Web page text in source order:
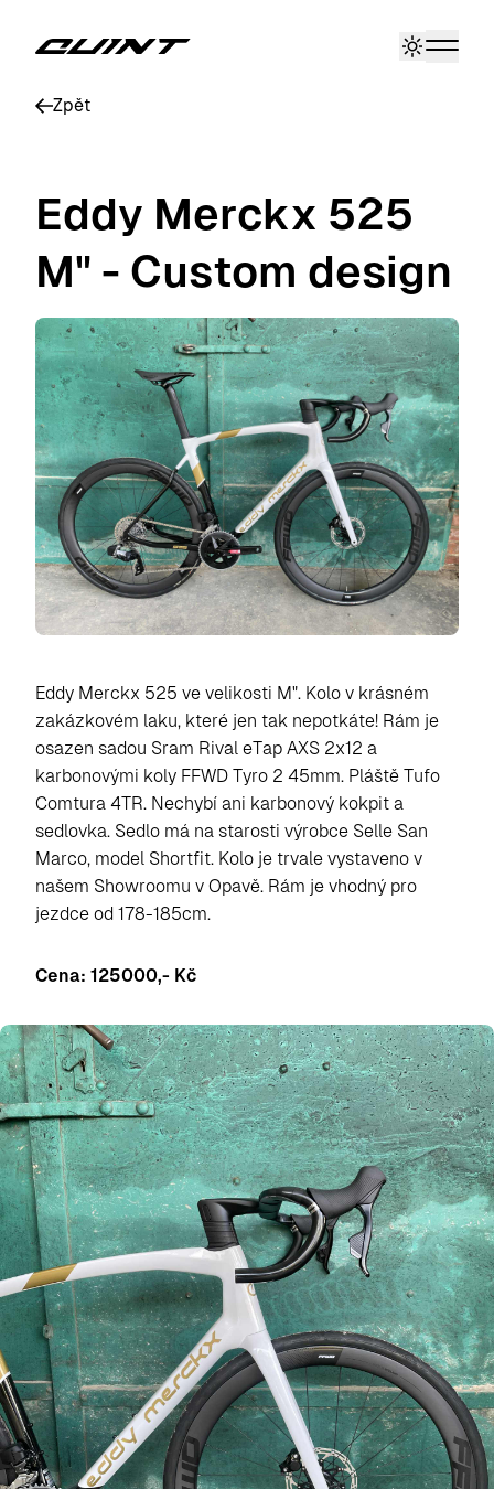
Zpět
Eddy Merckx 525
M" - Custom design
Eddy Merckx 525 ve velikosti M". Kolo v krásném
zakázkovém laku, které jen tak nepotkáte! Rám je
osazen sadou Sram Rival eTap AXS 2x12 a
karbonovými koly FFWD Tyro 2 45mm. Pláště Tufo
Comtura 4TR. Nechybí ani karbonový kokpit a
sedlovka. Sedlo má na starosti výrobce Selle San
Marco, model Shortfit. Kolo je trvale vystaveno v
našem Showroomu v Opavě. Rám je vhodný pro
jezdce od 178-185cm.
Cena: 125000,- Kč